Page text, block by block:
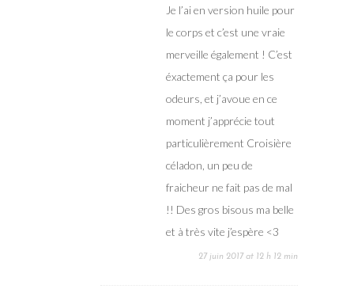
Je l’ai en version huile pour
le corps et c’est une vraie
merveille également ! C’est
éxactement ça pour les
odeurs, et j’avoue en ce
moment j’apprécie tout
particulièrement Croisière
céladon, un peu de
fraicheur ne fait pas de mal
!! Des gros bisous ma belle
et à très vite j’espère <3
27 juin 2017 at 12 h 12 min